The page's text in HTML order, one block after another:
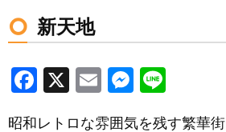
新天地
F
X
E
M
昭和レトロな雰囲気を残す繁華街